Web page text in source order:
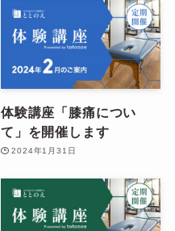
体験講座「膝痛につい
て」を開催します
2024年1月31日